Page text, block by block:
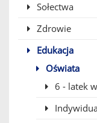
Sołectwa
Zdrowie
Edukacja
Oświata
6 - latek